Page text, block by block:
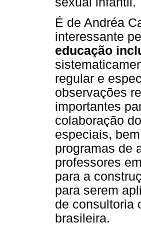
É de Andréa
interessante
educação
regular e
observações
importantes
colaboração
especiais,
programas de
professores
para a
para serem
de consultoria
brasileira.